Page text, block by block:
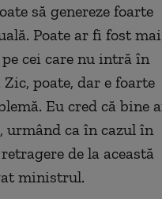
să genereze foarte
Poate ar fi fost mai
cei care nu intră în
poate, dar e foarte
Eu cred că bine
ca în cazul în
de la această
ministrul.